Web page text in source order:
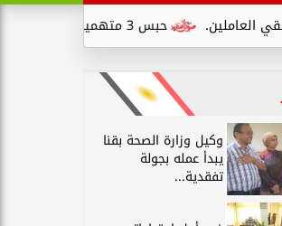
حبس 3 متهمين 15 يومًا علي ذمةالتحقيقات بتهمة التنقيب عن الآثار داخل...
وكيل وزارة الصحة بقنا
يبدأ عمله بجولة
تفقدية...